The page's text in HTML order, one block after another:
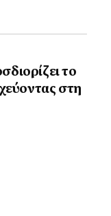
το
στη